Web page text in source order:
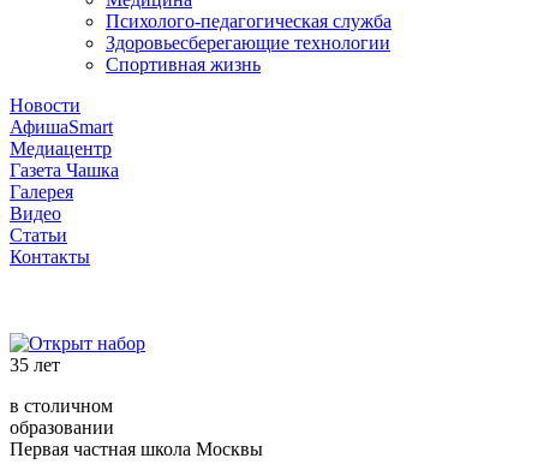
Психолого-педагогическая служба
Здоровьесберегающие технологии
Спортивная жизнь
Новости
АфишаSmart
Медиацентр
Газета Чашка
Галерея
Видео
Статьи
Контакты
35 лет
в столичном
образовании
Первая частная школа Москвы